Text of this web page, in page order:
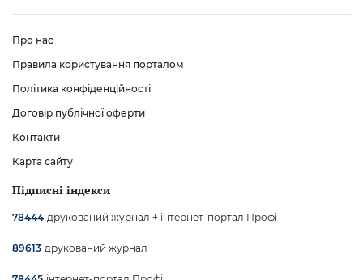
Про нас
Правила користування порталом
Політика конфіденційності
Договір публічної оферти
Контакти
Карта сайту
Підписні індекси
78444 друкований журнал + інтернет-портал Профі
89613 друкований журнал